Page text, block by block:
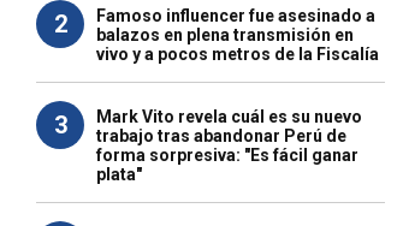
2
Famoso influencer fue asesinado a
balazos en plena transmisión en
vivo y a pocos metros de la Fiscalía
3
Mark Vito revela cuál es su nuevo
trabajo tras abandonar Perú de
forma sorpresiva: "Es fácil ganar
plata"